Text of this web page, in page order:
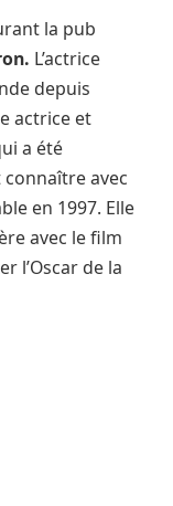
la pub
L’actrice
depuis
actrice et
a été
connaître avec
en 1997. Elle
avec le film
l’Oscar de la